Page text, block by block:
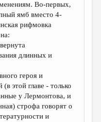
Во-первых,
ямб вместо 4-
рифмовка
длинных и
героя и
этой главе - только
у Лермонтова, и
строфа говорят о
и